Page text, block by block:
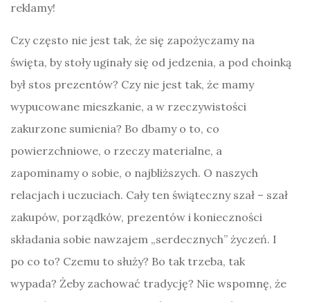
reklamy!
Czy często nie jest tak, że się zapożyczamy na
święta, by stoły uginały się od jedzenia, a pod choinką
był stos prezentów? Czy nie jest tak, że mamy
wypucowane mieszkanie, a w rzeczywistości
zakurzone sumienia? Bo dbamy o to, co
powierzchniowe, o rzeczy materialne, a
zapominamy o sobie, o najbliższych. O naszych
relacjach i uczuciach. Cały ten świąteczny szał – szał
zakupów, porządków, prezentów i konieczności
składania sobie nawzajem „serdecznych” życzeń. I
po co to? Czemu to służy? Bo tak trzeba, tak
wypada? Żeby zachować tradycję? Nie wspomnę, że